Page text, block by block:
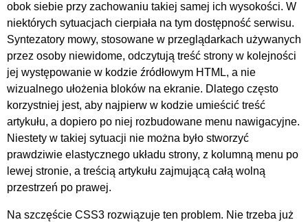
obok siebie przy zachowaniu takiej samej ich wysokości. W
niektórych sytuacjach cierpiała na tym dostępność serwisu.
Syntezatory mowy, stosowane w przeglądarkach używanych
przez osoby niewidome, odczytują treść strony w kolejności
jej występowanie w kodzie źródłowym HTML, a nie
wizualnego ułożenia bloków na ekranie. Dlatego często
korzystniej jest, aby najpierw w kodzie umieścić treść
artykułu, a dopiero po niej rozbudowane menu nawigacyjne.
Niestety w takiej sytuacji nie można było stworzyć
prawdziwie elastycznego układu strony, z kolumną menu po
lewej stronie, a treścią artykułu zajmującą całą wolną
przestrzeń po prawej.
Na szczęście CSS3 rozwiązuje ten problem. Nie trzeba już